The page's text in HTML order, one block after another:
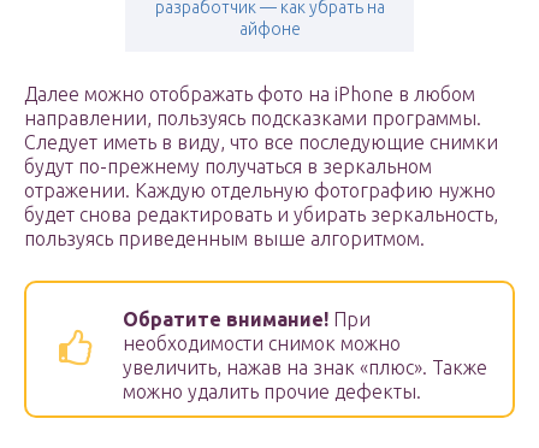
разработчик — как убрать на
айфоне
Далее можно отображать фото на iPhone в любом
направлении, пользуясь подсказками программы.
Следует иметь в виду, что все последующие снимки
будут по-прежнему получаться в зеркальном
отражении. Каждую отдельную фотографию нужно
будет снова редактировать и убирать зеркальность,
пользуясь приведенным выше алгоритмом.
Обратите внимание! При
необходимости снимок можно
увеличить, нажав на знак «плюс». Также
можно удалить прочие дефекты.